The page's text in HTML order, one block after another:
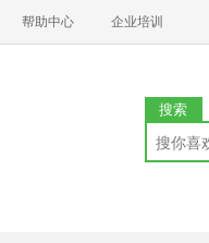
帮助中心 企业培训
搜索